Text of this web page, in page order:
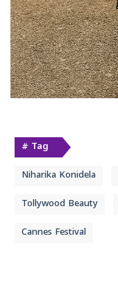
# Tag
Niharika Konidela
Tollywood Beauty
Cannes Festival